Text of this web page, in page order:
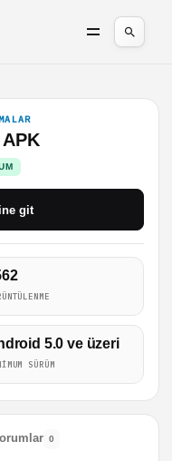
5.0 ve üzeri
SÜRÜM
git
0